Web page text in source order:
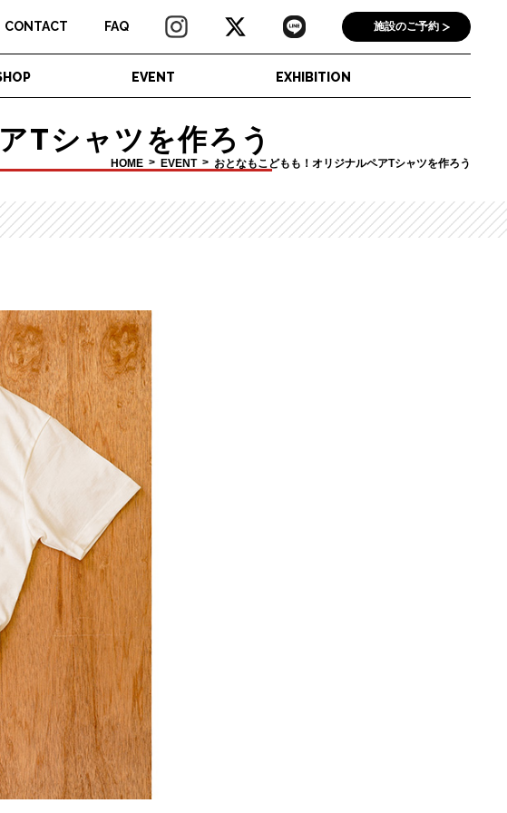
CONTACT FAQ 施設のご予約
EVENT EXHIBITION
Tシャツを作ろう
HOME EVENT おとなもこどもも！オリジナルペアTシャツを作ろう